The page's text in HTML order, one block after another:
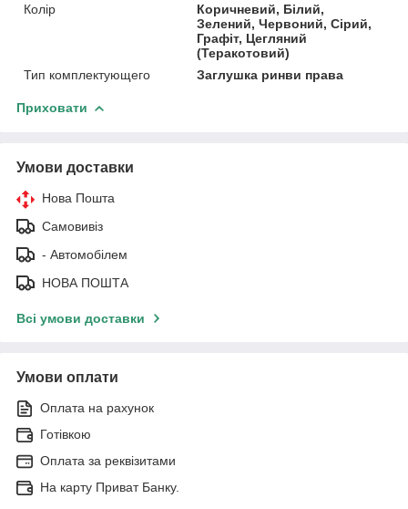
Колір
Коричневий, Білий,
Зелений, Червоний, Сірий,
Графіт, Цегляний
(Теракотовий)
Тип комплектующего
Заглушка ринви права
Приховати
Умови доставки
Нова Пошта
Самовивіз
- Автомобілем
НОВА ПОШТА
Всі умови доставки
Умови оплати
Оплата на рахунок
Готівкою
Оплата за реквізитами
На карту Приват Банку.